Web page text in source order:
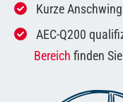
Kurze
AEC-Q200
Bereich finden Sie